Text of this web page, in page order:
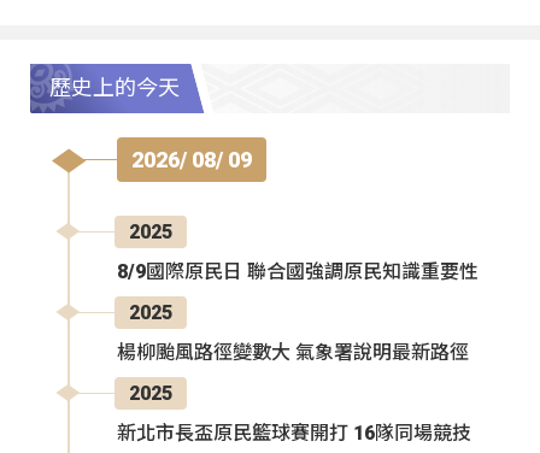
歷史上的今天
2026/ 08/ 09
2025
8/9國際原民日 聯合國強調原民知識重要性
2025
楊柳颱風路徑變數大 氣象署說明最新路徑
2025
新北市長盃原民籃球賽開打 16隊同場競技